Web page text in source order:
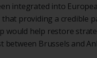
integrated into
providing a credible
would help restore
between Brussels and